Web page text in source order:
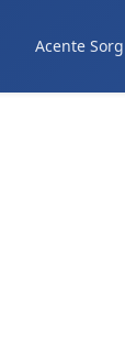
Acente